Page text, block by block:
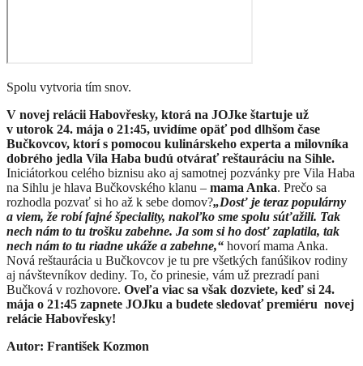
Spolu vytvoria tím snov.
V novej relácii Habovřesky, ktorá na JOJke štartuje už
v utorok 24. mája o 21:45, uvidíme opäť pod dlhšom čase
Bučkovcov, ktorí s pomocou kulinárskeho experta a milovníka
dobrého jedla Vila Haba budú otvárať reštauráciu na Sihle.
Iniciátorkou celého biznisu ako aj samotnej pozvánky pre Vila Haba
na Sihlu je hlava Bučkovského klanu – mama Anka. Prečo sa
rozhodla pozvať si ho až k sebe domov?„Dosť je teraz populárny
a viem, že robí fajné špeciality, nakoľko sme spolu súťažili. Tak
nech nám to tu trošku zabehne. Ja som si ho dosť zaplatila, tak
nech nám to tu riadne ukáže a zabehne,“ hovorí mama Anka.
Nová reštaurácia u Bučkovcov je tu pre všetkých fanúšikov rodiny
aj návštevníkov dediny. To, čo prinesie, vám už prezradí pani
Bučková v rozhovore. Oveľa viac sa však dozviete, keď si 24.
mája o 21:45 zapnete JOJku a budete sledovať premiéru novej
relácie Habovřesky!
Autor: František Kozmon